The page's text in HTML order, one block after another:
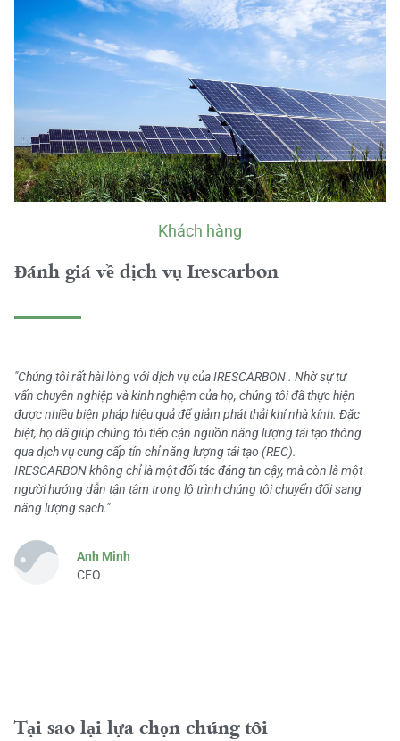
Khách hàng
Đánh giá về dịch vụ Irescarbon
"Chúng tôi rất hài lòng với dịch vụ của IRESCARBON . Nhờ sự tư
vấn chuyên nghiệp và kinh nghiệm của họ, chúng tôi đã thực hiện
được nhiều biện pháp hiệu quả để giảm phát thải khí nhà kính. Đặc
biệt, họ đã giúp chúng tôi tiếp cận nguồn năng lượng tái tạo thông
qua dịch vụ cung cấp tín chỉ năng lượng tái tạo (REC).
IRESCARBON không chỉ là một đối tác đáng tin cậy, mà còn là một
người hướng dẫn tận tâm trong lộ trình chúng tôi chuyển đổi sang
năng lượng sạch."
Anh Minh
CEO
Tại sao lại lựa chọn chúng tôi